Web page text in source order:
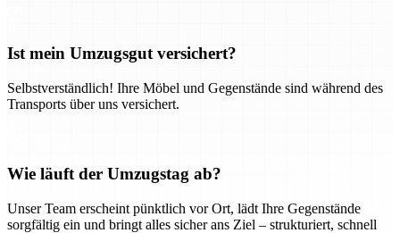
Ist mein Umzugsgut versichert?
Selbstverständlich! Ihre Möbel und Gegenstände sind während des
Transports über uns versichert.
Wie läuft der Umzugstag ab?
Unser Team erscheint pünktlich vor Ort, lädt Ihre Gegenstände
sorgfältig ein und bringt alles sicher ans Ziel – strukturiert, schnell